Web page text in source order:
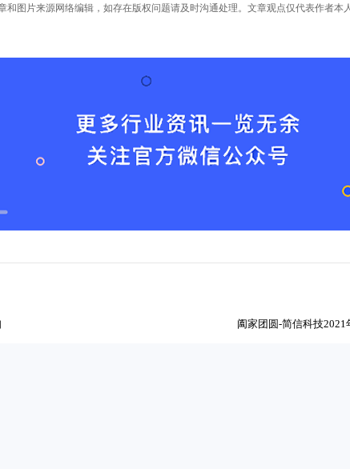
图片来源网络编辑，如存在版权问题请及时沟通处理。文章观点仅代表作者本
阖家团圆-简信科技2021